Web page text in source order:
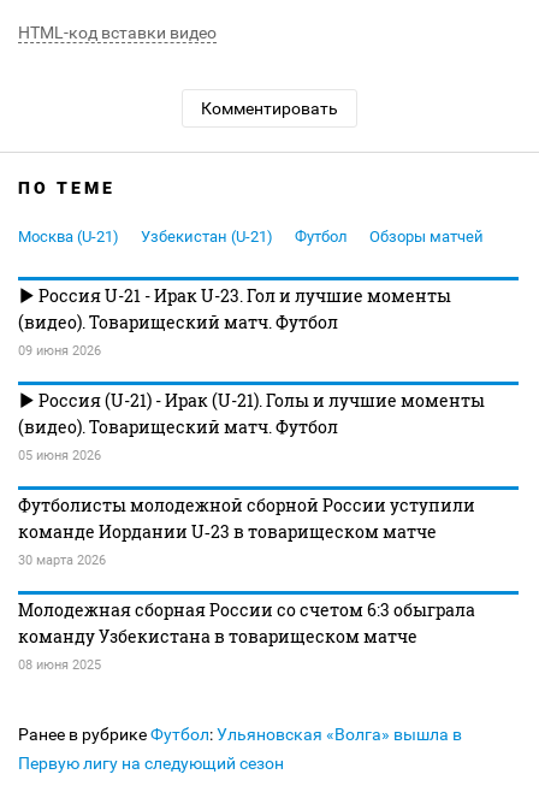
HTML-код вставки видео
Комментировать
ПО ТЕМЕ
Москва (U-21) Узбекистан (U-21) Футбол Обзоры матчей
Россия U-21 - Ирак U-23. Гол и лучшие моменты
(видео). Товарищеский матч. Футбол
09 июня 2026
Россия (U-21) - Ирак (U-21). Голы и лучшие моменты
(видео). Товарищеский матч. Футбол
05 июня 2026
Футболисты молодежной сборной России уступили
команде Иордании U‑23 в товарищеском матче
30 марта 2026
Молодежная сборная России со счетом 6:3 обыграла
команду Узбекистана в товарищеском матче
08 июня 2025
Ранее в рубрикеФутбол:Ульяновская «Волга» вышла в
Первую лигу на следующий сезон